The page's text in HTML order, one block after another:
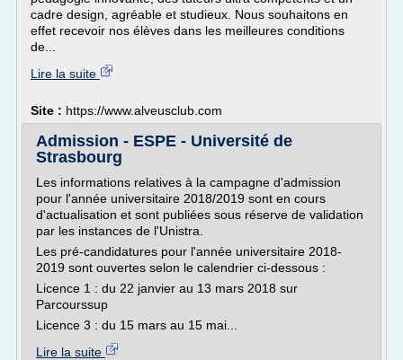
cadre design, agréable et studieux. Nous souhaitons en
effet recevoir nos élèves dans les meilleures conditions
de...
Lire la suite
Site : https://www.alveusclub.com
Admission - ESPE - Université de
Strasbourg
Les informations relatives à la campagne d'admission
pour l'année universitaire 2018/2019 sont en cours
d'actualisation et sont publiées sous réserve de validation
par les instances de l'Unistra.
Les pré-candidatures pour l'année universitaire 2018-
2019 sont ouvertes selon le calendrier ci-dessous :
Licence 1 : du 22 janvier au 13 mars 2018 sur
Parcourssup
Licence 3 : du 15 mars au 15 mai...
Lire la suite